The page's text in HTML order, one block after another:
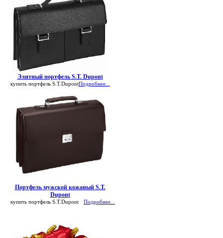
Элитный портфель S.T. Dupont
купить портфель S.T.DupontПодробнее...
Портфель мужской кожаный S.T.
Dupont
купить портфель S.T.Dupont Подробнее...